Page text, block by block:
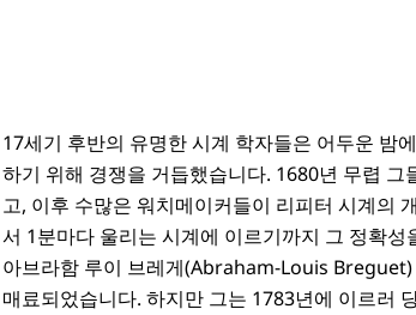
17세기 후반의 유명한 시계 학자들은 어두운 밤
하기 위해 경쟁을 거듭했습니다. 1680년 무렵
고, 이후 수많은 워치메이커들이 리피터 시계의
서 1분마다 울리는 시계에 이르기까지 그 정확성
아브라함 루이 브레게(Abraham-Louis
매료되었습니다. 하지만 그는 1783년에 이르러